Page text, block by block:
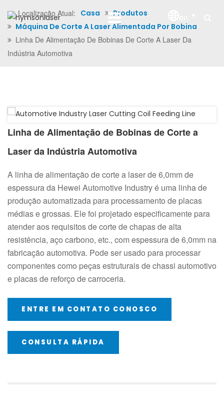
Localização Atual: Casa
Produtos
Máquina De Corte A Laser Alimentada Por Bobina
Linha De Alimentação De Bobinas De Corte A Laser Da
Indústria Automotiva
Linha de Alimentação de Bobinas de Corte a
Laser da Indústria Automotiva
A linha de alimentação de corte a laser de 6,0mm de
espessura da Hewei Automotive Industry é uma linha de
produção automatizada para processamento de placas
médias e grossas. Ele foi projetado especificamente para
atender aos requisitos de corte de chapas de alta
resistência, aço carbono, etc., com espessura de 6,0mm na
fabricação automotiva. Pode ser usado para processar
componentes como peças estruturais de chassi automotivo
e placas de reforço de carroceria.
ENTRE EM CONTATO CONOSCO
CONSULTA RÁPIDA